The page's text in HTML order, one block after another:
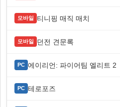
모바일 티니핑 매직 매치
모바일 던전 견문록
PC 에이리언: 파이어팀 엘리트 2
PC 테로포즈